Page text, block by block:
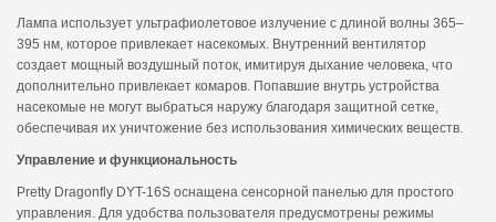
Лампа использует ультрафиолетовое излучение с длиной волны 365–
395 нм, которое привлекает насекомых. Внутренний вентилятор
создает мощный воздушный поток, имитируя дыхание человека, что
дополнительно привлекает комаров. Попавшие внутрь устройства
насекомые не могут выбраться наружу благодаря защитной сетке,
обеспечивая их уничтожение без использования химических веществ.
Управление и функциональность
Pretty Dragonfly DYT-16S оснащена сенсорной панелью для простого
управления. Для удобства пользователя предусмотрены режимы